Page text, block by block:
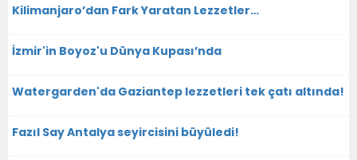
Kilimanjaro’dan Fark Yaratan Lezzetler…
İzmir'in Boyoz'u Dünya Kupası’nda
Watergarden'da Gaziantep lezzetleri tek çatı altında!
Fazıl Say Antalya seyircisini büyüledi!